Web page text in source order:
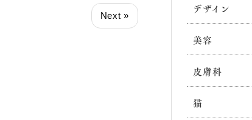
Next »
デザイン
美容
皮膚科
猫